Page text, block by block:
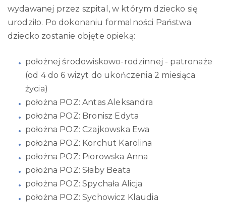
wydawanej przez szpital, w którym dziecko się
urodziło. Po dokonaniu formalności Państwa
dziecko zostanie objęte opieką:
położnej środowiskowo-rodzinnej - patronaże
(od 4 do 6 wizyt do ukończenia 2 miesiąca
życia)
położna POZ: Antas Aleksandra
położna POZ: Bronisz Edyta
położna POZ: Czajkowska Ewa
położna POZ: Korchut Karolina
położna POZ: Piorowska Anna
położna POZ: Słaby Beata
położna POZ: Spychała Alicja
położna POZ: Sychowicz Klaudia